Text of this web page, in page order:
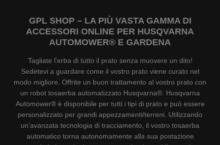
GPL SHOP – LA PIÙ VASTA GAMMA DI
ACCESSORI ONLINE PER HUSQVARNA
AUTOMOWER® E GARDENA
Tagliate l'erba di tutto il prato senza muovere un dito!
Sedetevi a guardare come il vostro prato viene curato nel
modo migliore. Offrite un buon trattamento al vostro prato con
un robot tosaerba automatizzato Husqvarna®. Husqvarna
Automower® è disponibile per tutti i tipi di prato e può essere
personalizzato per grandi appezzamenti/terreni. Utilizzando
un'avanzata tecnologia di tracciamento, il vostro tosaerba
automatico torna autonomamente alla sua postazione